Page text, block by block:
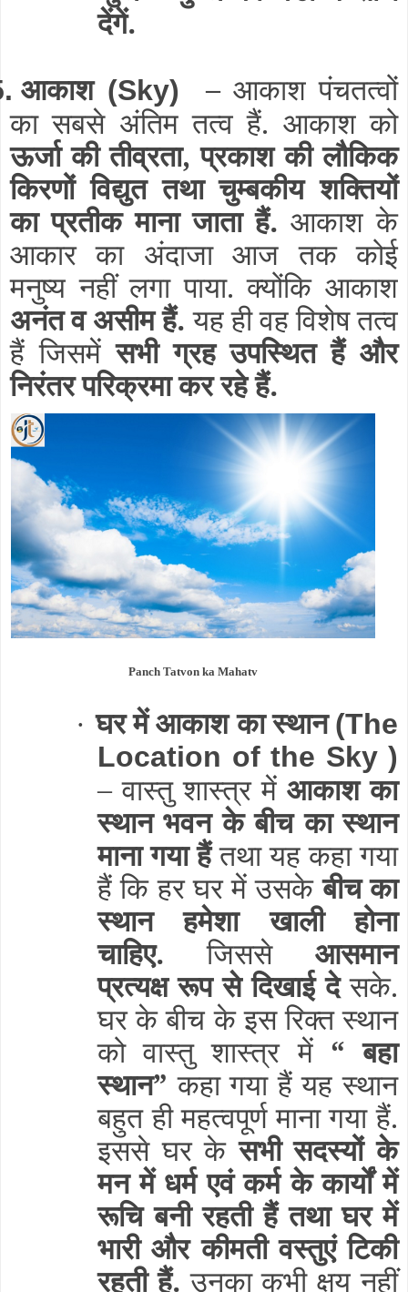
देंगें.
आकाश(Sky) –आकाश पंचतत्वों
का सबसे अंतिम तत्व हैं. आकाश को
ऊर्जा की तीव्रता, प्रकाश की लौकिक
किरणों विद्युत तथा चुम्बकीय शक्तियों
का प्रतीक माना जाता हैं. आकाश के
आकार का अंदाजा आज तक कोई
मनुष्य नहीं लगा पाया. क्योंकि आकाश
अनंत व असीम हैं. यह ही वह विशेष तत्व
हैं जिसमेंसभी ग्रह उपस्थित हैं और
निरंतर परिक्रमा कर रहे हैं.
Panch Tatvon ka Mahatv
· घर में आकाश का स्थान (The
Location of the Sky )
– वास्तु शास्त्र में आकाश का
स्थान भवन के बीच का स्थान
माना गया हैंतथा यह कहा गया
हैं कि हर घर में उसकेबीच का
स्थान हमेशा खाली होना
चाहिए.जिससे आसमान
प्रत्यक्ष रूप से दिखाई देसके.
घर के बीच के इस रिक्त स्थान
को वास्तु शास्त्र में“ बहा
स्थान”कहा गया हैं यह स्थान
बहुत ही महत्वपूर्ण माना गया हैं.
इससे घर केसभी सदस्यों के
मन में धर्म एवं कर्म के कार्यों में
रूचि बनी रहती हैं तथा घर में
भारी और कीमती वस्तुएं टिकी
रहती हैं. उनका कभी क्षय नहीं